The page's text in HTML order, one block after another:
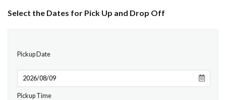
Select the Dates for Pick Up and Drop Off
Pickup Date
Pickup Time